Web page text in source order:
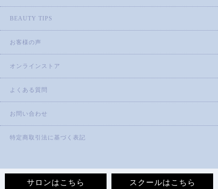
スクールはこちら
サロンはこちら
BEAUTY TIPS
お客様の声
オンラインストア
よくある質問
お問い合わせ
特定商取引法に基づく表記